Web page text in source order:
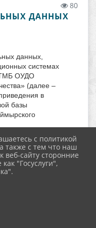
80
ДАННЫХ
данных,
системах
ОУДО
(далее –
в
базы
Организации.
категорий данных,
средства ее
с политикой
также с тем что наш
веб-сайту сторонние
"Госуслуги",